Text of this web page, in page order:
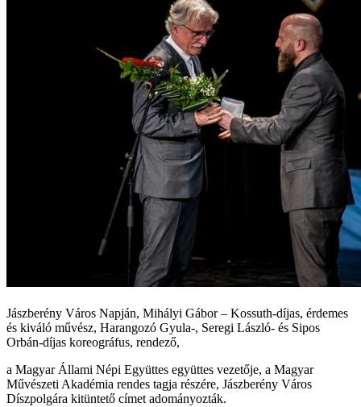
Jászberény Város Napján, Mihályi Gábor – Kossuth-díjas, érdemes
és kiváló művész, Harangozó Gyula-, Seregi László- és Sipos
Orbán-díjas koreográfus, rendező,
a Magyar Állami Népi Együttes együttes vezetője, a Magyar
Művészeti Akadémia rendes tagja részére, Jászberény Város
Díszpolgára kitüntető címet adományozták.